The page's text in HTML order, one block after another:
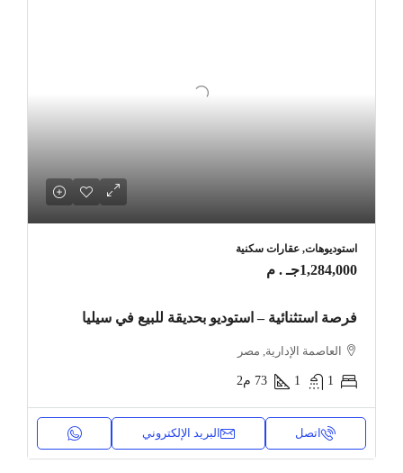
استوديوهات, عقارات سكنية
1,284,000جـ . م
فرصة استثنائية – استوديو بحديقة للبيع في سيليا
العاصمة الإدارية, مصر
1
1
73 م2
اتصل البريد الإلكتروني